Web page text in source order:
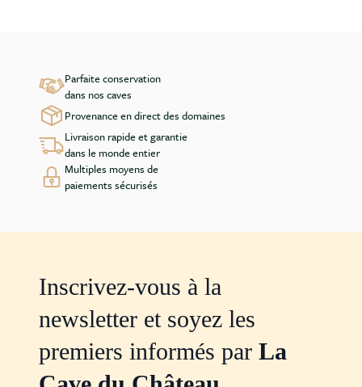
Parfaite conservation
dans nos caves
Provenance en direct des domaines
Livraison rapide et garantie
dans le monde entier
Multiples moyens de
paiements sécurisés
Inscrivez-vous à la
newsletter et soyez les
premiers informés par La